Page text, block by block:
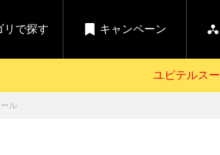
リで探す キャンペーン
ド
ユピテルス
ル